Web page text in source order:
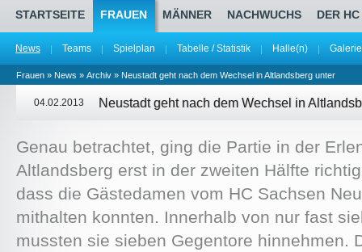
STARTSEITE FRAUEN
News Teams Spielplan Tabelle / Statistik Halle(n) Galerie
MÄNNER NACHWUCHS DER
Frauen » News » Archiv » Neustadt geht nach dem Wechsel in Altlandsberg unter
04.02.2013 Neustadt geht nach dem Wechsel in
Genau betrachtet, ging die Partie in der
Altlandsberg erst in der zweiten Hälfte
dass die Gästedamen vom HC Sachsen
mithalten konnten. Innerhalb von nur fast
mussten sie sieben Gegentore hinnehmen.